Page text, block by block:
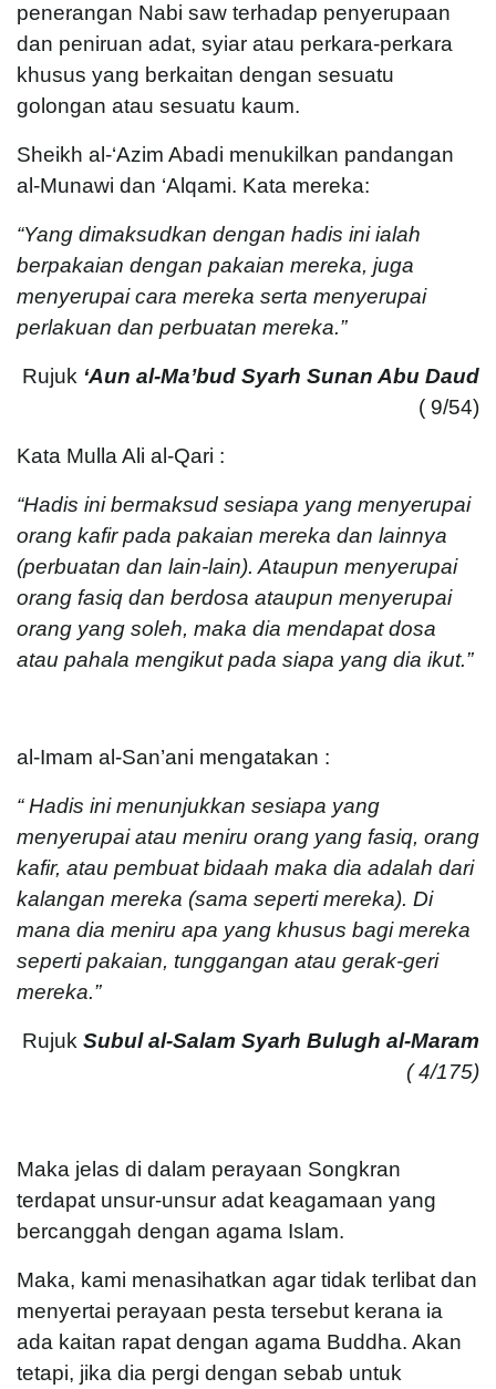
penerangan Nabi saw terhadap penyerupaan
dan peniruan adat, syiar atau perkara-perkara
khusus yang berkaitan dengan sesuatu
golongan atau sesuatu kaum.
Sheikh al-‘Azim Abadi menukilkan pandangan
al-Munawi dan ‘Alqami. Kata mereka:
“Yang dimaksudkan dengan hadis ini ialah
berpakaian dengan pakaian mereka, juga
menyerupai cara mereka serta menyerupai
perlakuan dan perbuatan mereka.”
Rujuk ‘Aun al-Ma’bud Syarh Sunan Abu Daud
( 9/54)
Kata Mulla Ali al-Qari :
“Hadis ini bermaksud sesiapa yang menyerupai
orang kafir pada pakaian mereka dan lainnya
(perbuatan dan lain-lain). Ataupun menyerupai
orang fasiq dan berdosa ataupun menyerupai
orang yang soleh, maka dia mendapat dosa
atau pahala mengikut pada siapa yang dia ikut.”
al-Imam al-San’ani mengatakan :
“ Hadis ini menunjukkan sesiapa yang
menyerupai atau meniru orang yang fasiq, orang
kafir, atau pembuat bidaah maka dia adalah dari
kalangan mereka (sama seperti mereka). Di
mana dia meniru apa yang khusus bagi mereka
seperti pakaian, tunggangan atau gerak-geri
mereka.”
Rujuk Subul al-Salam Syarh Bulugh al-Maram
( 4/175)
Maka jelas di dalam perayaan Songkran
terdapat unsur-unsur adat keagamaan yang
bercanggah dengan agama Islam.
Maka, kami menasihatkan agar tidak terlibat dan
menyertai perayaan pesta tersebut kerana ia
ada kaitan rapat dengan agama Buddha. Akan
tetapi, jika dia pergi dengan sebab untuk